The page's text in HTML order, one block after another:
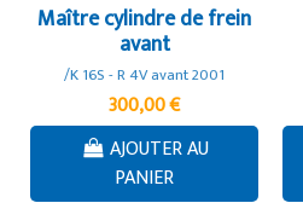
Maître cylindre de frein
avant
/K 16S - R 4V avant 2001
300,00 €
AJOUTER AU
PANIER